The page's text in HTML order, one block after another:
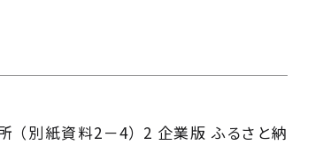
別紙資料2－4） 2 企業版 ふるさと納